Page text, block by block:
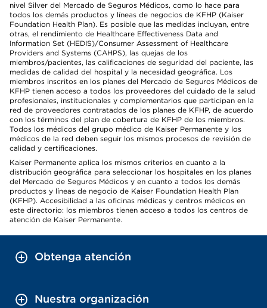
nivel Silver del Mercado de Seguros Médicos, como lo hace para
todos los demás productos y líneas de negocios de KFHP (Kaiser
Foundation Health Plan). Es posible que las medidas incluyan, entre
otras, el rendimiento de Healthcare Effectiveness Data and
Information Set (HEDIS)/Consumer Assessment of Healthcare
Providers and Systems (CAHPS), las quejas de los
miembros/pacientes, las calificaciones de seguridad del paciente, las
medidas de calidad del hospital y la necesidad geográfica. Los
miembros inscritos en los planes del Mercado de Seguros Médicos de
KFHP tienen acceso a todos los proveedores del cuidado de la salud
profesionales, institucionales y complementarios que participan en la
red de proveedores contratados de los planes de KFHP, de acuerdo
con los términos del plan de cobertura de KFHP de los miembros.
Todos los médicos del grupo médico de Kaiser Permanente y los
médicos de la red deben seguir los mismos procesos de revisión de
calidad y certificaciones.
Kaiser Permanente aplica los mismos criterios en cuanto a la
distribución geográfica para seleccionar los hospitales en los planes
del Mercado de Seguros Médicos y en cuanto a todos los demás
productos y líneas de negocio de Kaiser Foundation Health Plan
(KFHP). Accesibilidad a las oficinas médicas y centros médicos en
este directorio: los miembros tienen acceso a todos los centros de
atención de Kaiser Permanente.
Obtenga atención
Nuestra organización